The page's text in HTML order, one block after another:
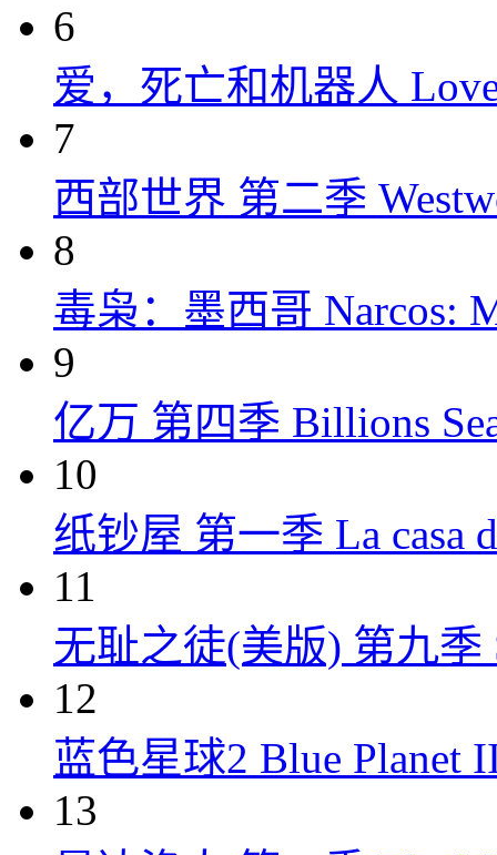
6
爱，死亡和机器人
7
西部世界 第二季
8
毒枭：墨西哥 Narcos:
9
亿万 第四季 Billions
10
纸钞屋 第一季 La casa
11
无耻之徒(美版) 第九季
12
蓝色星球2 Blue Planet
13